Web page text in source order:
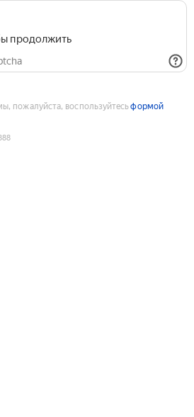
продолжить
пожалуйста, воспользуйтесьформой